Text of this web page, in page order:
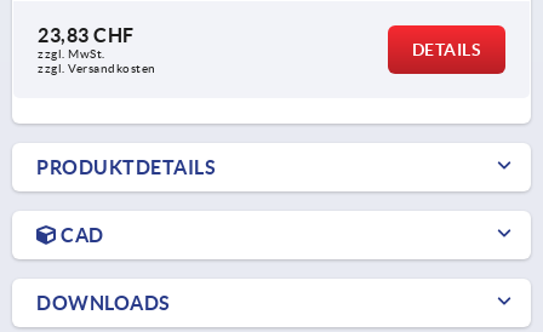
23,83 CHF
zzgl. MwSt.
zzgl. Versandkosten
DETAILS
PRODUKTDETAILS
CAD
DOWNLOADS